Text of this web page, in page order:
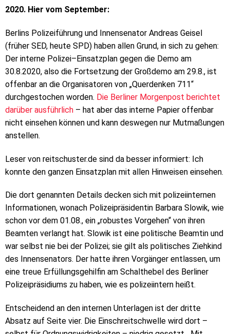
2020. Hier vom September:
Berlins Polizeiführung und Innensenator Andreas Geisel
(früher SED, heute SPD) haben allen Grund, in sich zu gehen:
Der interne Polizei–Einsatzplan gegen die Demo am
30.8.2020, also die Fortsetzung der Großdemo am 29.8., ist
offenbar an die Organisatoren von „Querdenken 711“
durchgestochen worden. Die Berliner Morgenpost berichtet
darüber ausführlich – hat aber das interne Papier offenbar
nicht einsehen können und kann deswegen nur Mutmaßungen
anstellen.
Leser von reitschuster.de sind da besser informiert: Ich
konnte den ganzen Einsatzplan mit allen Hinweisen einsehen.
Die dort genannten Details decken sich mit polizeiinternen
Informationen, wonach Polizeipräsidentin Barbara Slowik, wie
schon vor dem 01.08., ein „robustes Vorgehen“ von ihren
Beamten verlangt hat. Slowik ist eine politische Beamtin und
war selbst nie bei der Polizei; sie gilt als politisches Ziehkind
des Innensenators. Der hatte ihren Vorgänger entlassen, um
eine treue Erfüllungsgehilfin am Schalthebel des Berliner
Polizeipräsidiums zu haben, wie es polizeiintern heißt.
Entscheidend an den internen Unterlagen ist der dritte
Absatz auf Seite vier. Die Einschreitschwelle wird dort –